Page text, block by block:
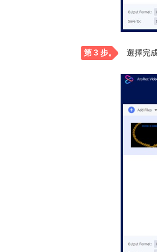
第 3 步。 選擇完